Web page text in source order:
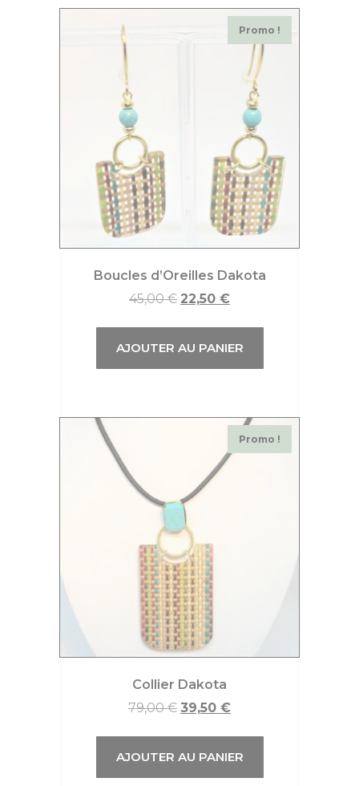
Promo !
Boucles d’Oreilles Dakota
45,00€ 22,50 €
AJOUTER AU PANIER
Promo !
Collier Dakota
79,00€ 39,50 €
AJOUTER AU PANIER